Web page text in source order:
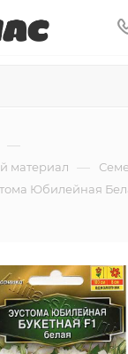
—
материал —
Юбилейная